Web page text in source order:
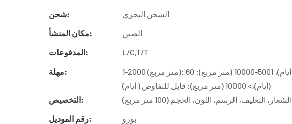
شحن:
الشحن البحري
مكان المنشأ:
الصين
المدفوعات:
L/C,T/T
مهلة:
1-2000 (متر مربع): 30 (أيام)، 2001-5000 (متر مربع): 45 (أيام)، 5001-10000 (متر مربع): 60
(أيام)،> 10000 (متر مربع): قابل للتفاوض ( أيام)
التخصيص:
الشعار، التغليف، الرسم، اللون، الحجم (100 متر مربع)
رقم الموديل:
بوزو